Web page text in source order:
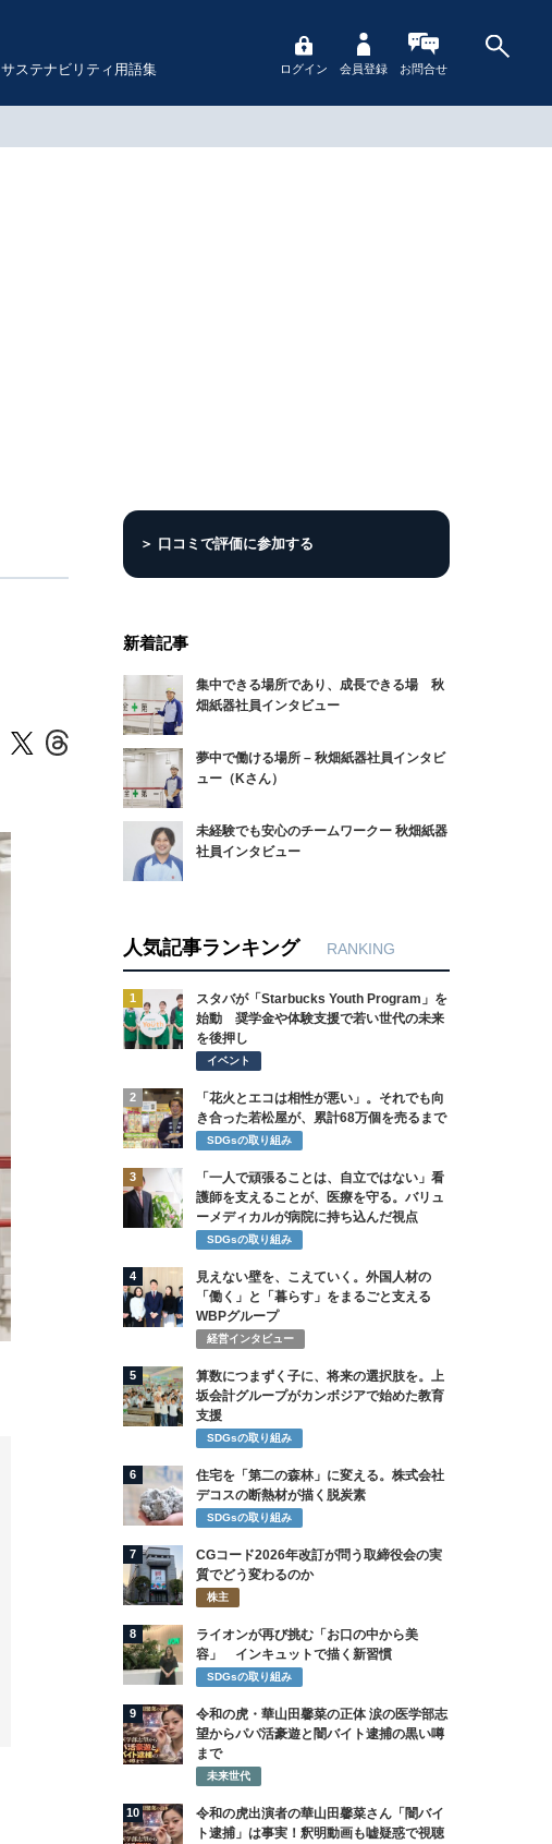
サステナビリティ用語集 ログイン 会員登録 お問合せ
＞ 口コミで評価に参加する
新着記事
集中できる場所であり、成長できる場 秋
畑紙器社員インタビュー
夢中で働ける場所 – 秋畑紙器社員インタビ
ュー（Kさん）
未経験でも安心のチームワークー 秋畑紙器
社員インタビュー
人気記事ランキング RANKING
1
スタバが「Starbucks Youth Program」を
始動 奨学金や体験支援で若い世代の未来
を後押し
イベント
2
「花火とエコは相性が悪い」。それでも向
き合った若松屋が、累計68万個を売るまで
SDGsの取り組み
3
「一人で頑張ることは、自立ではない」看
護師を支えることが、医療を守る。バリュ
ーメディカルが病院に持ち込んだ視点
SDGsの取り組み
4
見えない壁を、こえていく。外国人材の
「働く」と「暮らす」をまるごと支える
WBPグループ
経営インタビュー
5
算数につまずく子に、将来の選択肢を。上
坂会計グループがカンボジアで始めた教育
支援
SDGsの取り組み
6
住宅を「第二の森林」に変える。株式会社
デコスの断熱材が描く脱炭素
SDGsの取り組み
7
CGコード2026年改訂が問う取締役会の実
質でどう変わるのか
株主
8
ライオンが再び挑む「お口の中から美
容」 インキュットで描く新習慣
SDGsの取り組み
9
令和の虎・華山田馨菜の正体 涙の医学部志
望からパパ活豪遊と闇バイト逮捕の黒い噂
まで
未来世代
10
令和の虎出演者の華山田馨菜さん「闇バイ
ト逮捕」は事実！釈明動画も嘘疑惑で視聴